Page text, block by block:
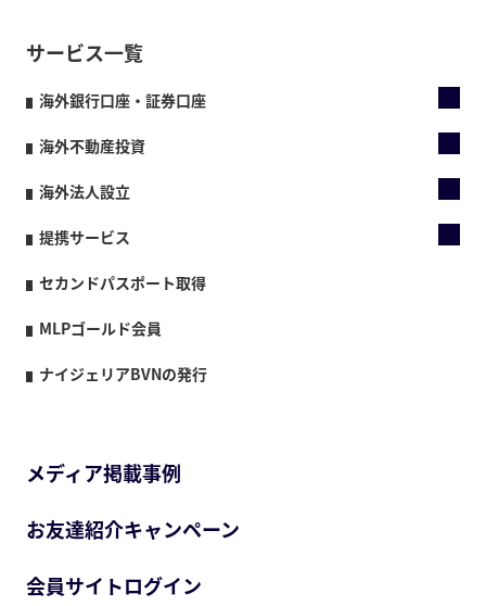
サービス一覧
海外銀行口座・証券口座
海外不動産投資
海外法人設立
提携サービス
セカンドパスポート取得
MLPゴールド会員
ナイジェリアBVNの発行
メディア掲載事例
お友達紹介キャンペーン
会員サイトログイン